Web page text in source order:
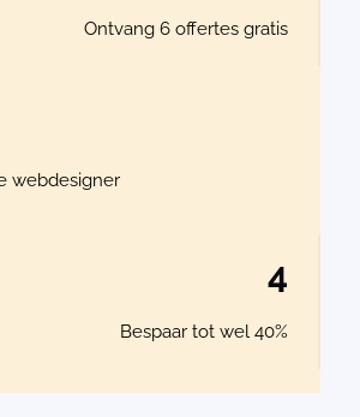
Ontvang 6 offertes gratis
webdesigner
4
Bespaar tot wel 40%